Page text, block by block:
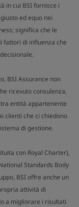
in cui BSI fornisce i
ed equo nei
significa che le
fattori di influenza che
BSI Assurance non
ricevuto consulenza,
entità appartenente
clienti che ci chiedono
di gestione.
con Royal Charter),
Standards Body
BSI offre anche un
attività di
a migliorare i risultati